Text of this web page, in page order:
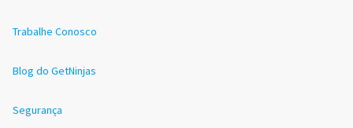
Trabalhe Conosco
Blog do GetNinjas
Segurança